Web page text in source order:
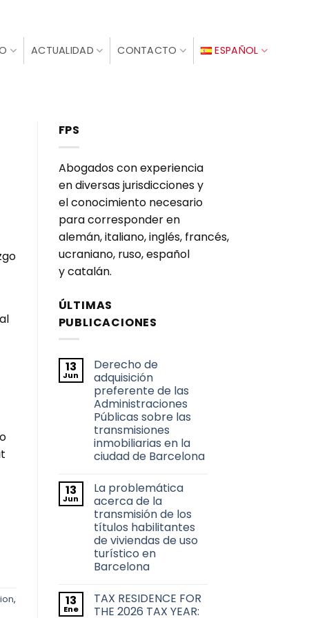
ACTUALIDAD CONTACTO ESPAÑOL
,
FPS
Abogados con experiencia
en diversas jurisdicciones y
el conocimiento necesario
para corresponder en
alemán, italiano, inglés, francés,
ucraniano, ruso, español
y catalán.
ÚLTIMAS
PUBLICACIONES
13
Jun
Derecho de
adquisición
preferente de las
Administraciones
Públicas sobre las
transmisiones
inmobiliarias en la
ciudad de Barcelona
comentarios
en
Derecho
de
adquisición
preferente
de
las
Administraciones
Públicas
transmisiones
inmobiliarias
en
13
Jun
La problemática
acerca de la
transmisión de los
títulos habilitantes
de viviendas de uso
turístico en
Barcelona
comentarios
en
13
Ene
TAX RESIDENCE FOR
THE 2026 TAX YEAR: